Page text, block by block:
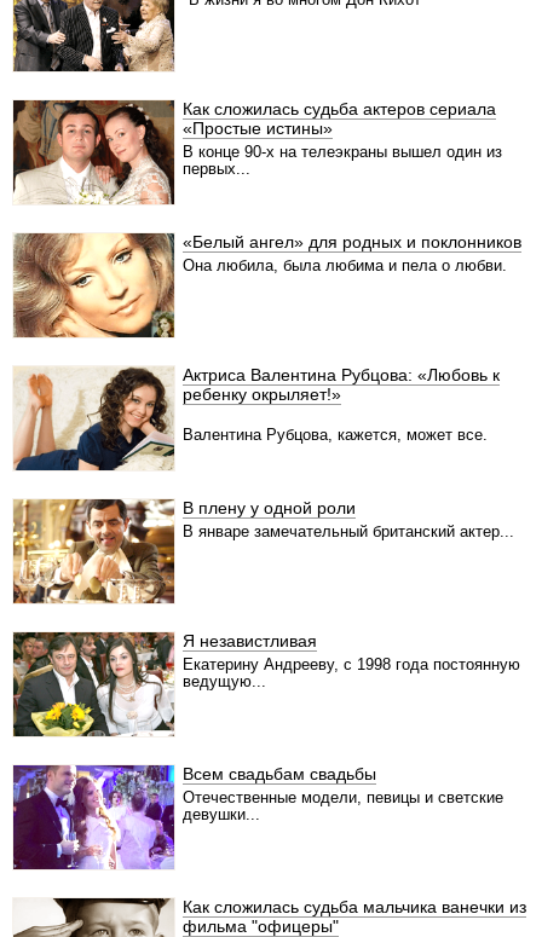
Как сложилась судьба актеров сериала
«Простые истины»
В конце 90-х на телеэкраны вышел один из
первых...
«Белый ангел» для родных и поклонников
Она любила, была любима и пела о любви.
Актриса Валентина Рубцова: «Любовь к
ребенку окрыляет!»
Валентина Рубцова, кажется, может все.
В плену у одной роли
В январе замечательный британский актер...
Я независтливая
Екатерину Андрееву, с 1998 года постоянную
ведущую...
Всем свадьбам свадьбы
Отечественные модели, певицы и светские
девушки...
Как сложилась судьба мальчика ванечки из
фильма "офицеры"